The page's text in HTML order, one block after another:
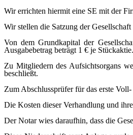
Wir errichten hiermit eine SE mit der
Wir stellen die Satzung der
Von dem Grundkapital der
Ausgabebetrag beträgt 1 € je
Zu Mitgliedern des Aufsichtsorgans
beschließt.
Zum Abschlussprüfer für das erste
Die Kosten dieser Verhandlung und
Der Notar wies daraufhin, dass die